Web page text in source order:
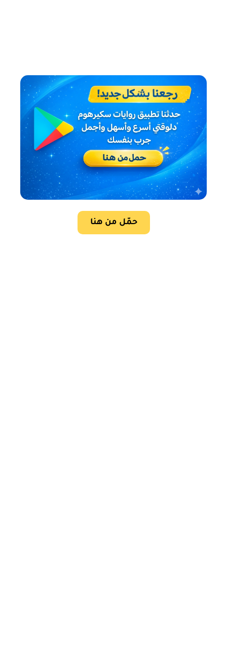
حمّل من هنا